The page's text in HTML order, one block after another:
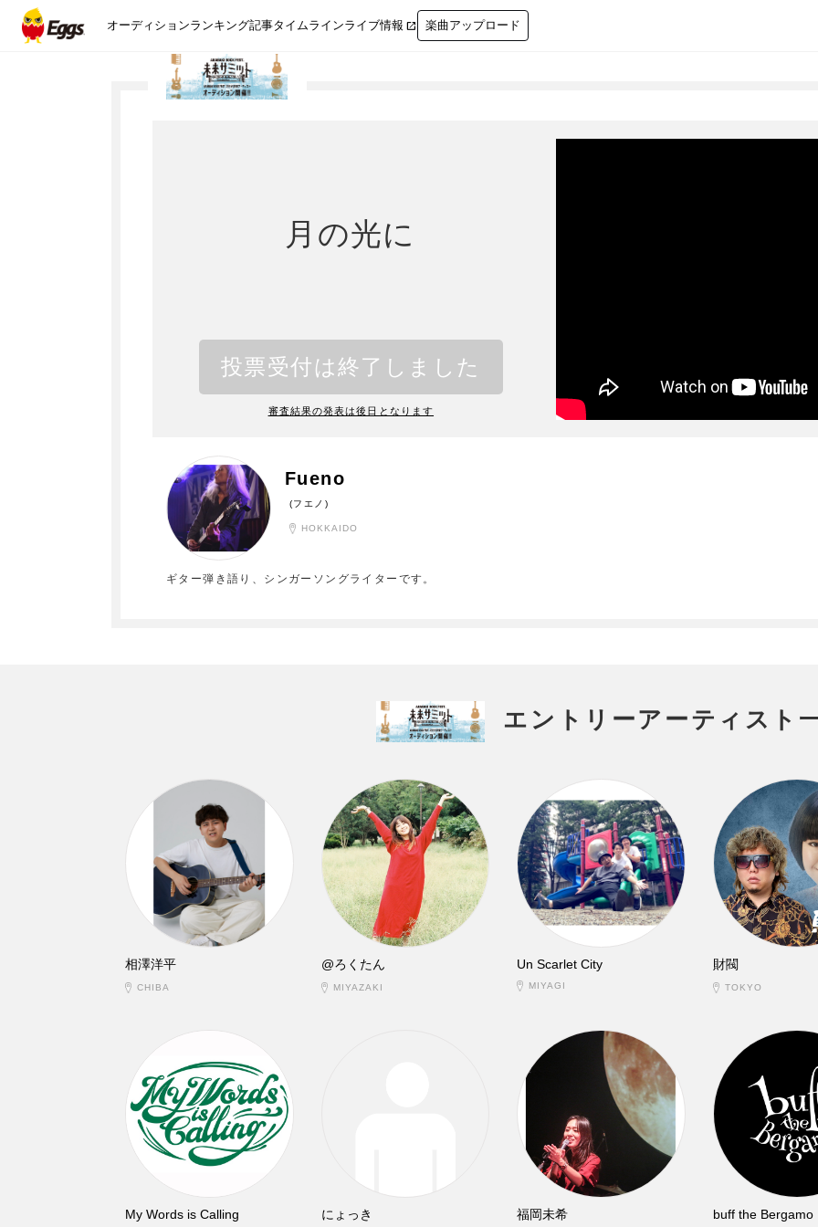
オーディションランキング記事タイムラインライブ情報  楽曲アップロード
月の光に
投票受付は終了しました
審査結果の発表は後日となります
Fueno
(フエノ)
HOKKAIDO
ギター弾き語り、シンガーソングライターです。
エントリーアーティスト
相澤洋平
CHIBA
@ろくたん
MIYAZAKI
Un Scarlet City
MIYAGI
財閥
TOKYO
My Words is Calling にょっき 福岡未希 buff the Bergamo